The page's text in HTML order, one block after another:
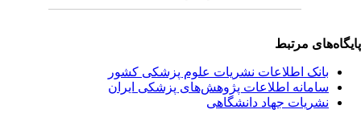
مرتبط
بانک اطلاعات نشریات علوم پزشکی کشور
سامانه اطلاعات پژوهش‌های پزشکی ایران
نشریات جهاد دانشگاهی